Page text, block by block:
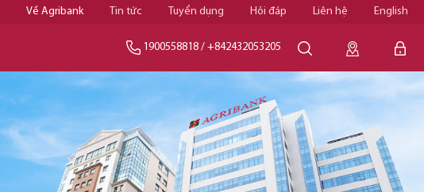
Về Agribank Tin tức Tuyển dụng Hỏi đáp Liên hệ English
1900558818 / +842432053205